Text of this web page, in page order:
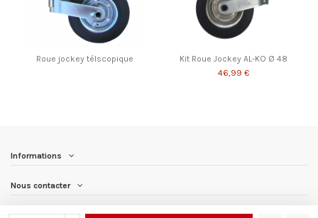
Roue jockey télscopique
Kit Roue Jockey AL-KO Ø 48
46,99 €
Informations
Nous contacter
Nous suivre